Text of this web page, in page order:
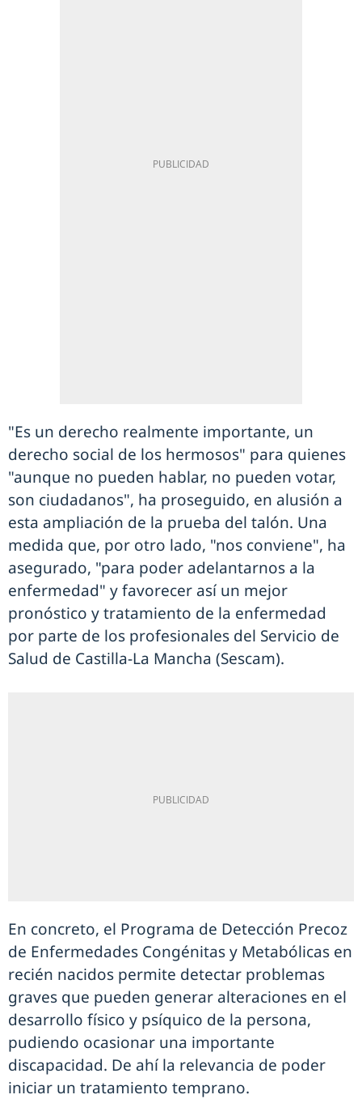
"Es un derecho realmente importante, un
derecho social de los hermosos" para quienes
"aunque no pueden hablar, no pueden votar,
son ciudadanos", ha proseguido, en alusión a
esta ampliación de la prueba del talón. Una
medida que, por otro lado, "nos conviene", ha
asegurado, "para poder adelantarnos a la
enfermedad" y favorecer así un mejor
pronóstico y tratamiento de la enfermedad
por parte de los profesionales del Servicio de
Salud de Castilla-La Mancha (Sescam).
En concreto, el Programa de Detección Precoz
de Enfermedades Congénitas y Metabólicas en
recién nacidos permite detectar problemas
graves que pueden generar alteraciones en el
desarrollo físico y psíquico de la persona,
pudiendo ocasionar una importante
discapacidad. De ahí la relevancia de poder
iniciar un tratamiento temprano.